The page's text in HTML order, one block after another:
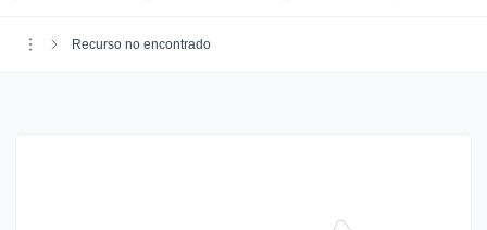
Recurso no encontrado